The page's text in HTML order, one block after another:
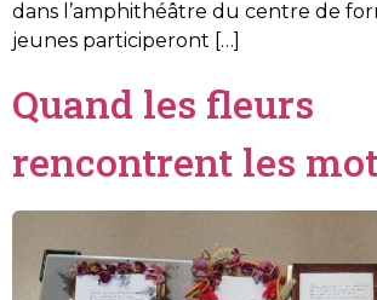
dans l’amphithéâtre du centre de
jeunes participeront […]
Quand les fleurs
rencontrent les